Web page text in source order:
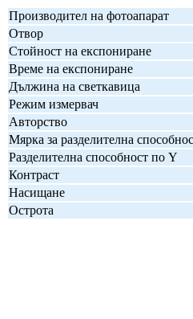
Производител на фотоапарат
Отвор
Стойност на експониране
Време на експониране
Дължина на светкавица
Режим измервач
Авторство
Мярка за разделителна
Разделителна способност по Y
Контраст
Насищане
Острота